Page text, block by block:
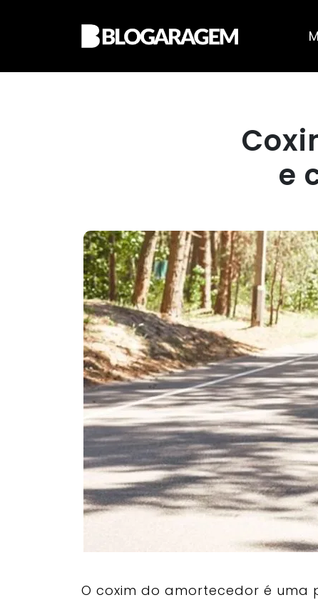
e
O coxim do amortecedor é